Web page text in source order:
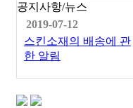
공지사항/뉴스
2019-07-12
스킨소재의 배송에 관
한 알림